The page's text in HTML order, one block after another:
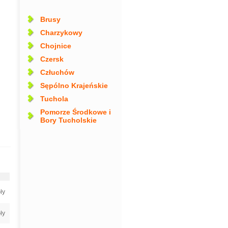
Brusy
Charzykowy
Chojnice
Czersk
Człuchów
Sępólno Krajeńskie
Tuchola
Pomorze Środkowe i
Bory Tucholskie